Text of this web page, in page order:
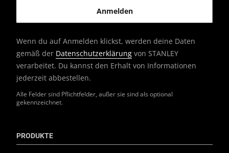
Alle Felder sind Pflichtfelder, außer sie sind als optional
gekennzeichnet.
Wenn du auf Anmelden klickst, werden deine Daten
gemäß der Datenschutzerklärung von STANLEY
verarbeitet. Du kannst den Erhalt von Informationen
jederzeit abbestellen.
PRODUKTE